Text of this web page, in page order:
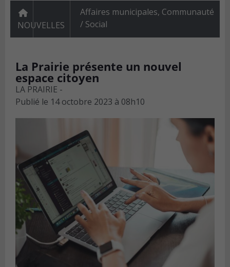
NOUVELLES
Affaires municipales, Communauté
/ Social
La Prairie présente un nouvel
espace citoyen
LA PRAIRIE -
Publié le 14 octobre 2023 à 08h10